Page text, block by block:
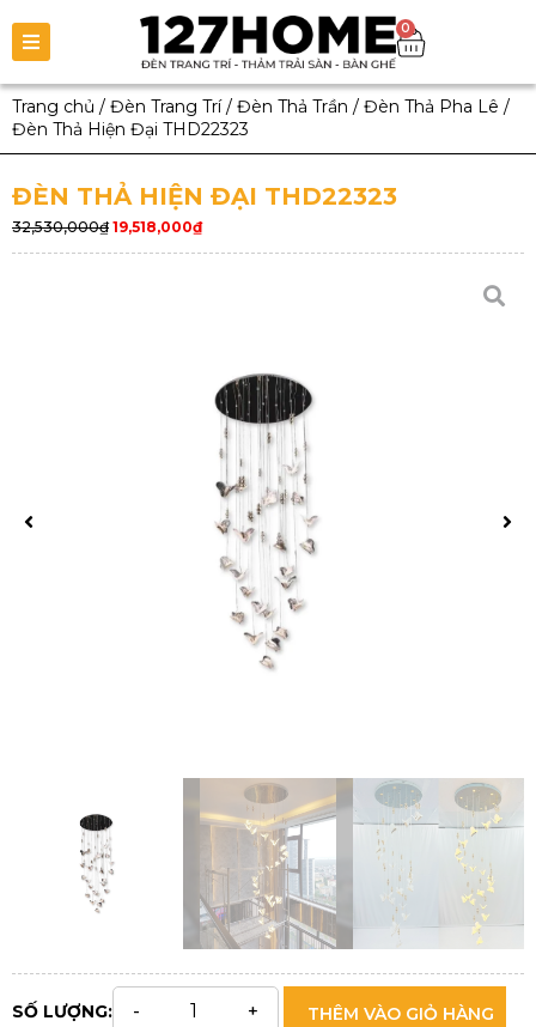
0
Trang chủ / Đèn Trang Trí/ Đèn Thả Trần / Đèn Thả Pha Lê /
Đèn Thả Hiện Đại THD22323
ĐÈN THẢ HIỆN ĐẠI THD22323
32,530,000₫ 19,518,000₫
SỐ LƯỢNG: THÊM VÀO GIỎ HÀNG